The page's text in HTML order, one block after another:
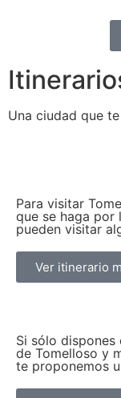
Una ciudad que
Para visitar
que se haga por
pueden visitar
Ver itinerario
Si sólo
de Tomelloso y
te proponemos